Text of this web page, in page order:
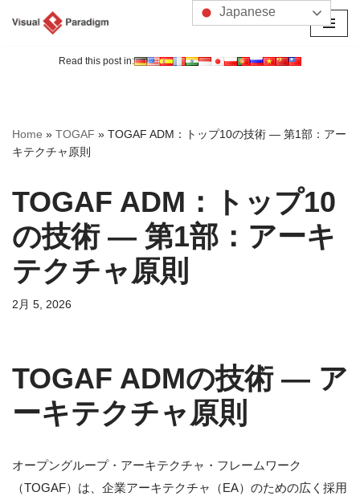
へ
ス
ッ
プ
Read this post in:
Home » TOGAF » TOGAF ADM：トップ10の技術 ― 第1部：アー
キテクチャ原則
TOGAF ADM：トップ10
の技術 ― 第1部：アーキ
テクチャ原則
2月 5, 2026
TOGAF ADMの技術 ― ア
ーキテクチャ原則
オープングループ・アーキテクチャ・フレームワーク
（TOGAF）は、企業アーキテクチャ（EA）のための広く採用
Japanese